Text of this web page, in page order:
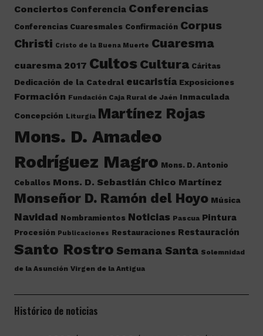
Conciertos Conferencia Conferencias
Conferencias Cuaresmales Confirmación Corpus
Christi Cristo de la Buena Muerte Cuaresma
cuaresma 2017 Cultos Cultura Cáritas
Dedicación de la Catedral eucaristía Exposiciones
Formación Fundación Caja Rural de Jaén Inmaculada
Concepción Liturgia Martínez Rojas
Mons. D. Amadeo
Rodríguez Magro Mons. D. Antonio
Ceballos Mons. D. Sebastián Chico Martínez
Monseñor D. Ramón del Hoyo Música
Navidad Nombramientos Noticias Pascua Pintura
Procesión Publicaciones Restauraciones Restauración
Santo Rostro Semana Santa Solemnidad
de la Asunción Virgen de la Antigua
Histórico de noticias